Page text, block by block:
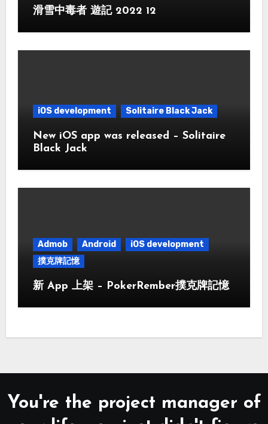
滑雪中毒者 遊記 2022 12
iOS development Solitaire Black Jack
New iOS app was released – Solitaire
Black Jack
Admob Android
iOS development
撲克牌記憶
新 App 上架 – PokerRember撲克牌記憶
You're the project manager of